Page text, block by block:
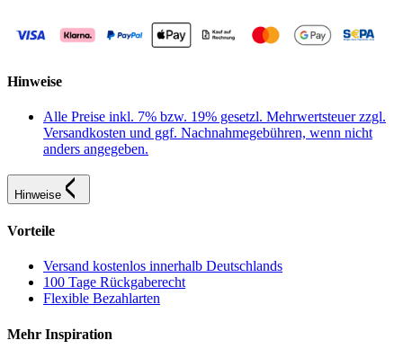
Hinweise
Alle Preise inkl. 7% bzw. 19% gesetzl. Mehrwertsteuer zzgl.
Versandkosten und ggf. Nachnahmegebühren, wenn nicht
anders angegeben.
Hinweise
Vorteile
Versand kostenlos innerhalb Deutschlands
100 Tage Rückgaberecht
Flexible Bezahlarten
Mehr Inspiration